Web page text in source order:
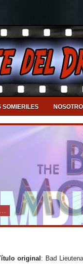
SOMIERILES
Llega a Valencia el DJ Symphonic & Royal Film Concert Orchestra
original : Bad